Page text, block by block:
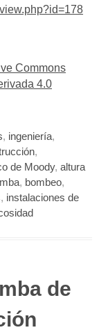
Commons
4.0
, ingeniería,
,
de Moody, altura
, bombeo,
, instalaciones de
de